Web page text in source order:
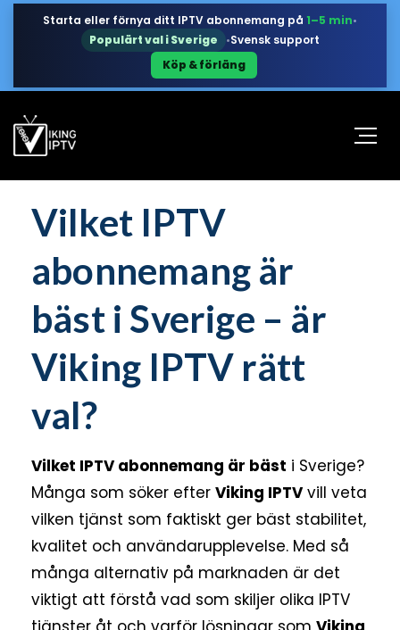
Starta eller förnya ditt IPTV abonnemang på 1–5 min•
Populärt val i Sverige
•Svensk support
Köp & förläng
Vilket IPTV
abonnemang är
bäst i Sverige – är
Viking IPTV rätt
val?
Vilket IPTV abonnemang är bäst i Sverige?
Många som söker efter Viking IPTV vill veta
vilken tjänst som faktiskt ger bäst stabilitet,
kvalitet och användarupplevelse. Med så
många alternativ på marknaden är det
viktigt att förstå vad som skiljer olika IPTV